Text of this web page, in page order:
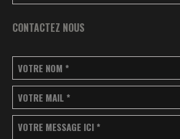
CONTACTEZ NOUS
VOTRE NOM *
VOTRE MAIL *
VOTRE MESSAGE ICI *